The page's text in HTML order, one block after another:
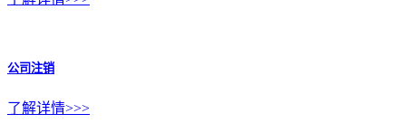
公司注销
了解详情>>>